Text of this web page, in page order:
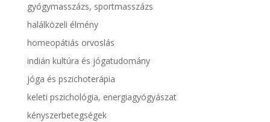
gyógymasszázs, sportmasszázs
halálközeli élmény
homeopátiás orvoslás
indián kultúra és jógatudomány
jóga és pszichoterápia
keleti pszichológia, energiagyógyászat
kényszerbetegségek